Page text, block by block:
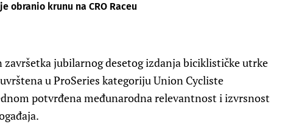
obranio krunu na CRO Raceu
završetka jubilarnog desetog izdanja biciklističke utrke
u ProSeries kategoriju Union Cycliste
potvrđena međunarodna relevantnost i izvrsnost